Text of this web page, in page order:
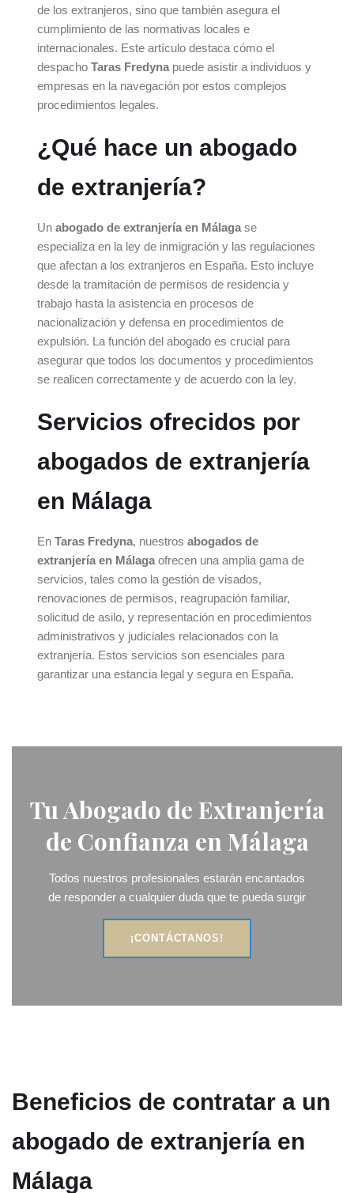
de los extranjeros, sino que también asegura el
cumplimiento de las normativas locales e
internacionales. Este artículo destaca cómo el
despacho Taras Fredyna puede asistir a individuos y
empresas en la navegación por estos complejos
procedimientos legales.
¿Qué hace un abogado
de extranjería?
Un abogado de extranjería en Málaga se
especializa en la ley de inmigración y las regulaciones
que afectan a los extranjeros en España. Esto incluye
desde la tramitación de permisos de residencia y
trabajo hasta la asistencia en procesos de
nacionalización y defensa en procedimientos de
expulsión. La función del abogado es crucial para
asegurar que todos los documentos y procedimientos
se realicen correctamente y de acuerdo con la ley.
Servicios ofrecidos por
abogados de extranjería
en Málaga
En Taras Fredyna, nuestros abogados de
extranjería en Málaga ofrecen una amplia gama de
servicios, tales como la gestión de visados,
renovaciones de permisos, reagrupación familiar,
solicitud de asilo, y representación en procedimientos
administrativos y judiciales relacionados con la
extranjería. Estos servicios son esenciales para
garantizar una estancia legal y segura en España.
Tu Abogado de Extranjería
de Confianza en Málaga
Todos nuestros profesionales estarán encantados
de responder a cualquier duda que te pueda surgir
¡CONTÁCTANOS!
Beneficios de contratar a un
abogado de extranjería en
Málaga